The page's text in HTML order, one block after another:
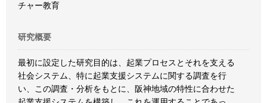
チャー教育
研究概要
最初に設定した研究目的は、起業プロセスとそれを支える
社会システム、特に起業支援システムに関する調査を行
い、この調査・分析をもとに、阪神地域の特性に合わせた